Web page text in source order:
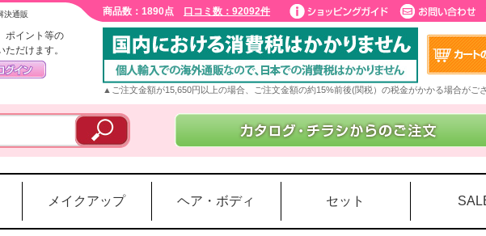
決通販 商品数：1890点 口コミ数：92092件
ポイント等の
だけます。
▲ご注文金額が15,650円以上の場合、ご注文金額の約15%前後(関税）の税金がかかる場合がご
メイクアップ ヘア・ボディ セット